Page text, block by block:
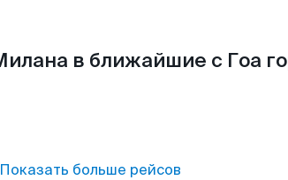
в ближайшие с Гоа
Показать больше рейсов